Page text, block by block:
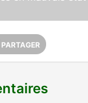
PARTAGER